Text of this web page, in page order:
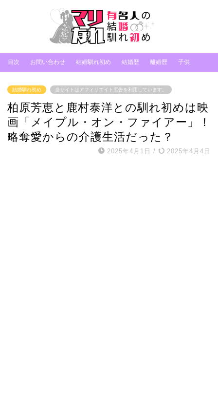
目次 お問い合わせ 結婚馴れ初め 結婚歴 離婚歴 子供
結婚馴れ初め 当サイトはアフィリエイト広告を利用しています。
柏原芳恵と鹿村泰洋との馴れ初めは映
画「メイプル・オン・ファイアー」！
略奪愛からの介護生活だった？
2025年4月1日 / 2025年4月4日